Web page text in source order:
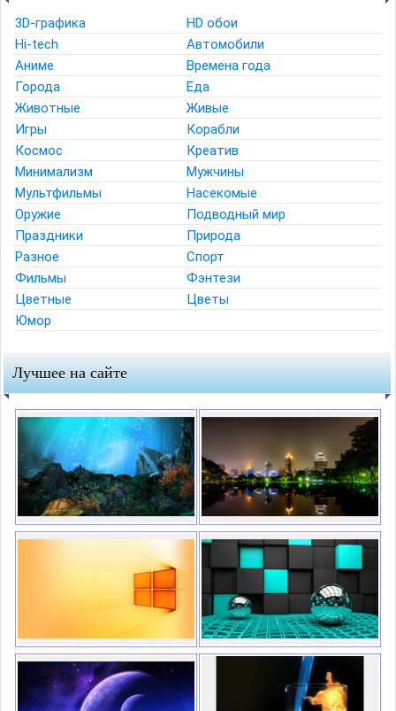
3D-графика
HD обои
Hi-tech
Автомобили
Аниме
Времена года
Города
Еда
Животные
Живые
Игры
Корабли
Космос
Креатив
Минимализм
Мужчины
Мультфильмы
Насекомые
Оружие
Подводный мир
Праздники
Природа
Разное
Спорт
Фильмы
Фэнтези
Цветные
Цветы
Юмор
Лучшее на сайте